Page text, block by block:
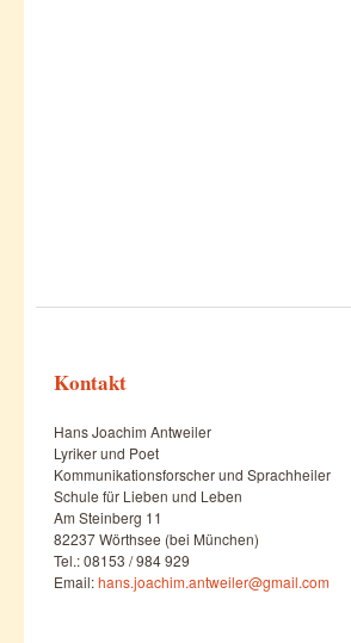
Kontakt
Hans Joachim Antweiler
Lyriker und Poet
Kommunikationsforscher und Sprachheiler
Schule für Lieben und Leben
Am Steinberg 11
82237 Wörthsee (bei München)
Tel.: 08153 / 984 929
Email:hans.joachim.antweiler@gmail.com